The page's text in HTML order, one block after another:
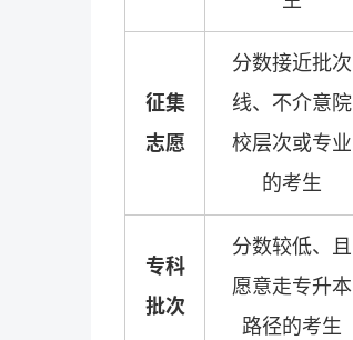
征集
志愿
分数接近批次
线、不介意院
校层次或专业
的考生
专科
批次
分数较低、且
愿意走专升本
路径的考生